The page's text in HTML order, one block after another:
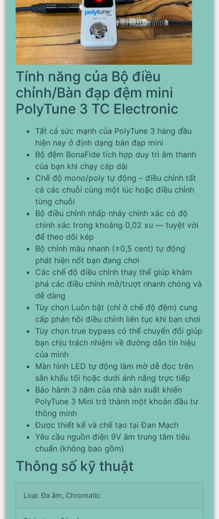
Tính năng của Bộ điều
chỉnh/Bàn đạp đệm mini
PolyTune 3 TC Electronic
Tất cả sức mạnh của PolyTune 3 hàng đầu
hiện nay ở định dạng bàn đạp mini
Bộ đệm BonaFide tích hợp duy trì âm thanh
của bạn khi chạy cáp dài
Chế độ mono/poly tự động – điều chỉnh tất
cả các chuỗi cùng một lúc hoặc điều chỉnh
từng chuỗi
Bộ điều chỉnh nhấp nháy chính xác có độ
chính xác trong khoảng 0,02 xu — tuyệt vời
để theo dõi kép
Bộ chỉnh màu nhanh (±0,5 cent) tự động
phát hiện nốt bạn đang chơi
Các chế độ điều chỉnh thay thế giúp khám
phá các điều chỉnh mở/trượt nhanh chóng và
dễ dàng
Tùy chọn Luôn bật (chỉ ở chế độ đệm) cung
cấp phản hồi điều chỉnh liên tục khi bạn chơi
Tùy chọn true bypass có thể chuyển đổi giúp
bạn chịu trách nhiệm về đường dẫn tín hiệu
của mình
Màn hình LED tự động làm mờ dễ đọc trên
sân khấu tối hoặc dưới ánh nắng trực tiếp
Bảo hành 3 năm của nhà sản xuất khiến
PolyTune 3 Mini trở thành một khoản đầu tư
thông minh
Được thiết kế và chế tạo tại Đan Mạch
Yêu cầu nguồn điện 9V âm trung tâm tiêu
chuẩn (không bao gồm)
Thông số kỹ thuật
Loại: Đa âm, Chromatic